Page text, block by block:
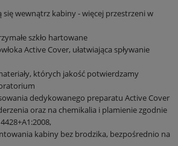
się wewnątrz kabiny - więcej przestrzeni w
szkło hartowane
Active Cover, ułatwiająca spływanie
których jakość potwierdzamy
dedykowanego preparatu Active Cover
oraz na chemikalia i plamienie zgodnie
kabiny bez brodzika, bezpośrednio na